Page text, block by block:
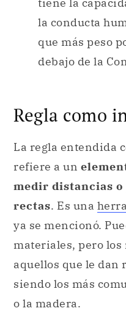
tiene la
la conducta
que más peso
debajo de la
Regla como
La regla entendida
refiere a un
medir distancias
rectas. Es una
ya se mencionó.
materiales, pero los
aquellos que le dan
siendo los más
o la madera.